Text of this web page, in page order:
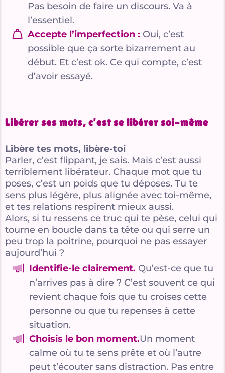
Pas besoin de faire un discours. Va à
l’essentiel.
Accepte l’imperfection : Oui, c’est
possible que ça sorte bizarrement au
début. Et c’est ok. Ce qui compte, c’est
d’avoir essayé.
Libérer ses mots, c’est se libérer soi-même
Libère tes mots, libère-toi
Parler, c’est flippant, je sais. Mais c’est aussi
terriblement libérateur. Chaque mot que tu
poses, c’est un poids que tu déposes. Tu te
sens plus légère, plus alignée avec toi-même,
et tes relations respirent mieux aussi.
Alors, si tu ressens ce truc qui te pèse, celui qui
tourne en boucle dans ta tête ou qui serre un
peu trop la poitrine, pourquoi ne pas essayer
aujourd’hui ?
Identifie-le clairement. Qu’est-ce que tu
n’arrives pas à dire ? C’est souvent ce qui
revient chaque fois que tu croises cette
personne ou que tu repenses à cette
situation.
Choisis le bon moment.Un moment
calme où tu te sens prête et où l’autre
peut t’écouter sans distraction. Pas entre